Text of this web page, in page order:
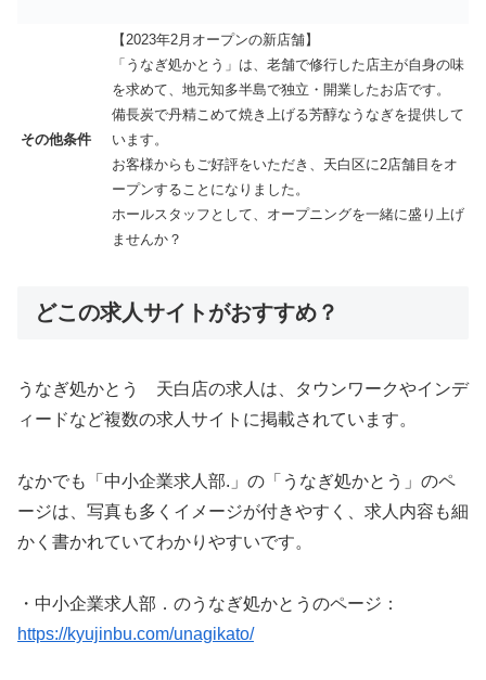
その他条件
【2023年2月オープンの新店舗】
「うなぎ処かとう」は、老舗で修行した店主が自身の味
を求めて、地元知多半島で独立・開業したお店です。
備長炭で丹精こめて焼き上げる芳醇なうなぎを提供して
います。
お客様からもご好評をいただき、天白区に2店舗目をオ
ープンすることになりました。
ホールスタッフとして、オープニングを一緒に盛り上げ
ませんか？
どこの求人サイトがおすすめ？
うなぎ処かとう 天白店の求人は、タウンワークやインデ
ィードなど複数の求人サイトに掲載されています。
なかでも「中小企業求人部.」の「うなぎ処かとう」のペ
ージは、写真も多くイメージが付きやすく、求人内容も細
かく書かれていてわかりやすいです。
・中小企業求人部．のうなぎ処かとうのページ：
https://kyujinbu.com/unagikato/